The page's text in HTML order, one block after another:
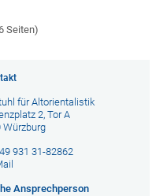
Seiten)
für Altorientalistik
2, Tor A
Würzburg
931 31-82862
Ansprechperson